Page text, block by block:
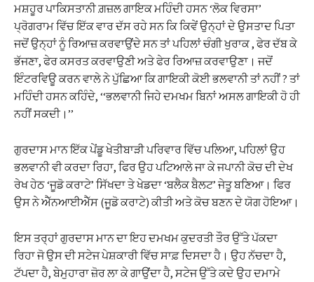
ਮਸ਼ਹੂਰ ਪਾਕਿਸਤਾਨੀ ਗ਼ਜ਼ਲ ਗਾਇਕ ਮਹਿੰਦੀ ਹਸਨ ‘ਲੋਕ ਵਿਰਸਾ’
ਪ੍ਰੋਗਰਾਮ ਵਿੱਚ ਇੱਕ ਵਾਰ ਦੱਸ ਰਹੇ ਸਨ ਕਿ ਕਿਵੇਂ ਉਨ੍ਹਾਂ ਦੇ ਉਸਤਾਦ ਪਿਤਾ
ਜਦੋਂ ਉਨ੍ਹਾਂ ਨੂੰ ਰਿਆਜ਼ ਕਰਵਾਉਂਦੇ ਸਨ ਤਾਂ ਪਹਿਲਾਂ ਚੰਗੀ ਖੁਰਾਕ , ਫੇਰ ਦੱਬ ਕੇ
ਭੱਜਣਾ, ਫੇਰ ਕਸਰਤ ਕਰਵਾਉਣੀ ਅਤੇ ਫੇਰ ਰਿਆਜ਼ ਕਰਵਾਉਣਾ। ਜਦੋਂ
ਇੰਟਰਵਿਊ ਕਰਨ ਵਾਲੇ ਨੇ ਪੁੱਛਿਆ ਕਿ ਗਾਇਕੀ ਕੋਈ ਭਲਵਾਨੀ ਤਾਂ ਨਹੀਂ ? ਤਾਂ
ਮਹਿੰਦੀ ਹਸਨ ਕਹਿੰਦੇ, ‘‘ਭਲਵਾਨੀ ਜਿਹੇ ਦਮਖਮ ਬਿਨਾਂ ਅਸਲ ਗਾਇਕੀ ਹੋ ਹੀ
ਨਹੀਂ ਸਕਦੀ।’’
ਗੁਰਦਾਸ ਮਾਨ ਇੱਕ ਪੇਂਡੂ ਖੇਤੀਬਾੜੀ ਪਰਿਵਾਰ ਵਿੱਚ ਪਲਿਆ, ਪਹਿਲਾਂ ਉਹ
ਭਲਵਾਨੀ ਵੀ ਕਰਦਾ ਰਿਹਾ, ਫਿਰ ਉਹ ਪਟਿਆਲੇ ਜਾ ਕੇ ਜਪਾਨੀ ਕੋਚ ਦੀ ਦੇਖ
ਰੇਖ ਹੇਠ ‘ਜੂਡੋ ਕਰਾਟੇ’ ਸਿੱਖਦਾ ਤੇ ਖੇਡਦਾ ‘ਬਲੈਕ ਬੈਲਟ’ ਜੇਤੂ ਬਣਿਆ। ਫਿਰ
ਉਸ ਨੇ ਐੱਨਆਈਐੱਸ (ਜੂਡੋ ਕਰਾਟੇ) ਕੀਤੀ ਅਤੇ ਕੋਚ ਬਣਨ ਦੇ ਯੋਗ ਹੋਇਆ।
ਇਸ ਤਰ੍ਹਾਂ ਗੁਰਦਾਸ ਮਾਨ ਦਾ ਇਹ ਦਮਖਮ ਕੁਦਰਤੀ ਤੌਰ ਉੱਤੇ ਪੱਕਦਾ
ਰਿਹਾ ਜੋ ਉਸ ਦੀ ਸਟੇਜ ਪੇਸ਼ਕਾਰੀ ਵਿੱਚ ਸਾਫ਼ ਦਿਸਦਾ ਹੈ। ਉਹ ਨੱਚਦਾ ਹੈ,
ਟੱਪਦਾ ਹੈ, ਬੇਮੁਹਾਰਾ ਜ਼ੋਰ ਲਾ ਕੇ ਗਾਉਂਦਾ ਹੈ, ਸਟੇਜ ਉੱਤੇ ਕਦੇ ਉਹ ਦਮਾਮੇ